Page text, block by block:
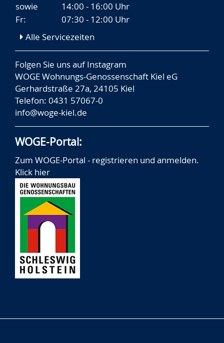
sowie
14:00 - 16:00 Uhr
Fr:
07:30 - 12:00 Uhr
Alle Servicezeiten
Folgen Sie uns aufInstagram
WOGE Wohnungs-Genossenschaft Kiel eG
Gerhardstraße 27a, 24105 Kiel
Telefon: 0431 57067-0
info@woge-kiel.de
WOGE-Portal:
Zum WOGE-Portal - registrieren und anmelden.
Klick hier